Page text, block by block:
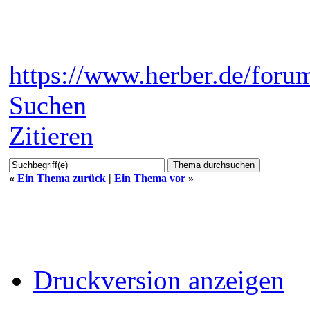
https://www.herber.de/
Suchen
Zitieren
« Ein Thema zurück | Ein Thema vor »
Druckversion anzeigen